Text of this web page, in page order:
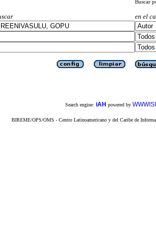
Buscar
en el
Search engine: iAH powered by
BIREME/OPS/OMS - Centro Latinoamericano y del Caribe de